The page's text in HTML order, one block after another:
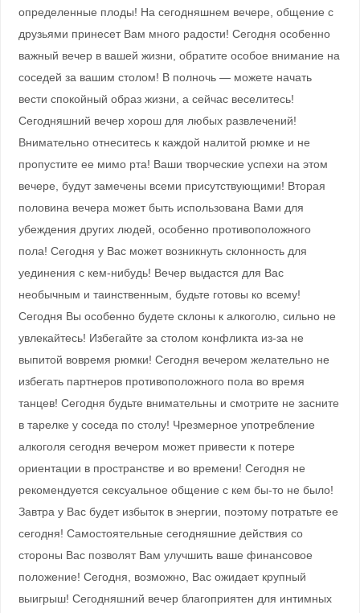
определенные плоды! На сегодняшнем вечере, общение с
друзьями принесет Вам много радости! Сегодня особенно
важный вечер в вашей жизни, обратите особое внимание на
соседей за вашим столом! В полночь — можете начать
вести спокойный образ жизни, а сейчас веселитесь!
Сегодняшний вечер хорош для любых развлечений!
Внимательно отнеситесь к каждой налитой рюмке и не
пропустите ее мимо рта! Ваши творческие успехи на этом
вечере, будут замечены всеми присутствующими! Вторая
половина вечера может быть использована Вами для
убеждения других людей, особенно противоположного
пола! Сегодня у Вас может возникнуть склонность для
уединения с кем-нибудь! Вечер выдастся для Вас
необычным и таинственным, будьте готовы ко всему!
Сегодня Вы особенно будете склоны к алкоголю, сильно не
увлекайтесь! Избегайте за столом конфликта из-за не
выпитой вовремя рюмки! Сегодня вечером желательно не
избегать партнеров противоположного пола во время
танцев! Сегодня будьте внимательны и смотрите не засните
в тарелке у соседа по столу! Чрезмерное употребление
алкоголя сегодня вечером может привести к потере
ориентации в пространстве и во времени! Сегодня не
рекомендуется сексуальное общение с кем бы-то не было!
Завтра у Вас будет избыток в энергии, поэтому потратьте ее
сегодня! Самостоятельные сегодняшние действия со
стороны Вас позволят Вам улучшить ваше финансовое
положение! Сегодня, возможно, Вас ожидает крупный
выигрыш! Сегодняшний вечер благоприятен для интимных